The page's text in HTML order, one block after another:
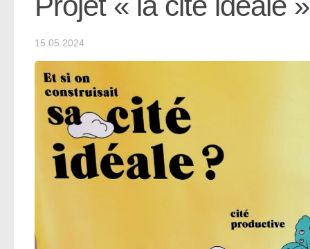
15.05.2024